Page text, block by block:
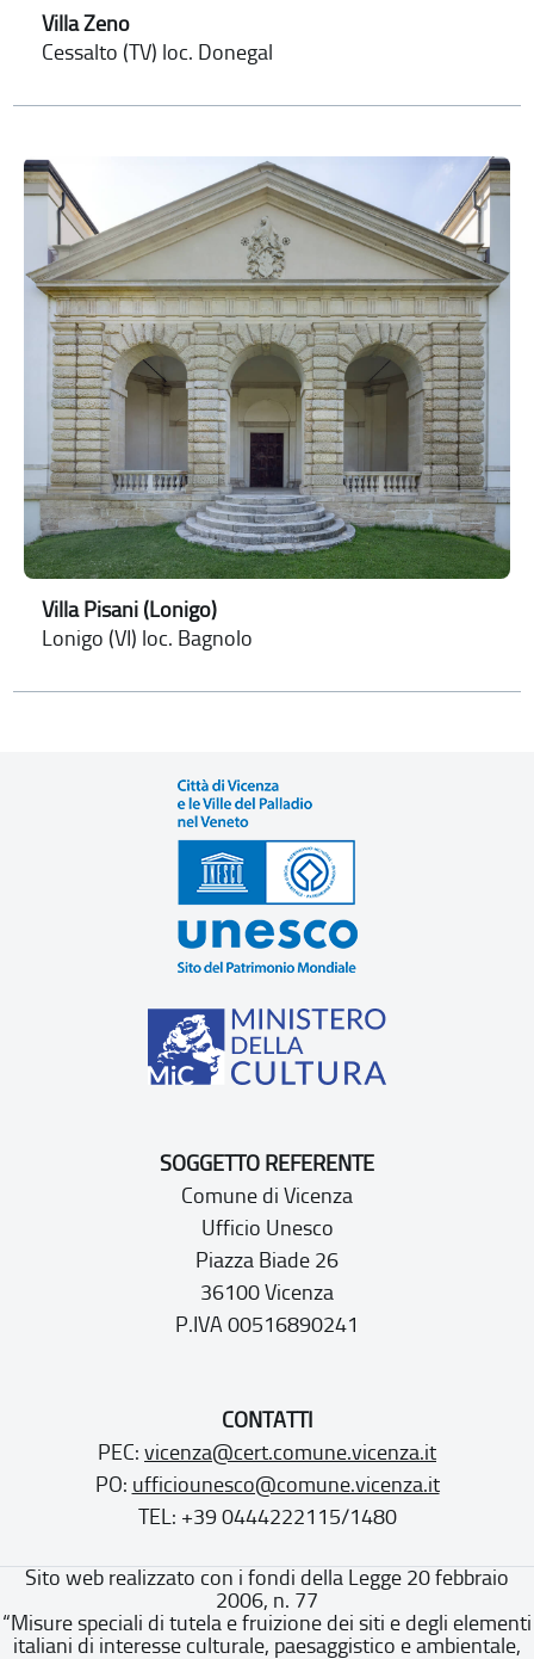
Villa Zeno
Cessalto (TV) loc. Donegal
Villa Pisani (Lonigo)
Lonigo (VI) loc. Bagnolo
SOGGETTO REFERENTE
Comune di Vicenza
Ufficio Unesco
Piazza Biade 26
36100 Vicenza
P.IVA 00516890241
CONTATTI
PEC: vicenza@cert.comune.vicenza.it
PO: ufficiounesco@comune.vicenza.it
TEL: +39 0444222115/1480
Sito web realizzato con i fondi della Legge 20 febbraio
2006, n. 77
“Misure speciali di tutela e fruizione dei siti e degli elementi
italiani di interesse culturale, paesaggistico e ambientale,